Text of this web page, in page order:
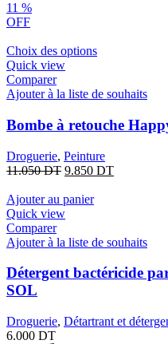
11 %
OFF
Choix des options
Quick view
Comparer
Ajouter à la liste de souhaits
Bombe à retouche
Droguerie, Peinture
11.050DT 9.850 DT
Ajouter au panier
Quick view
Comparer
Ajouter à la liste de souhaits
Détergent bactéricide
SOL
Droguerie, Détartrant et
6.000 DT